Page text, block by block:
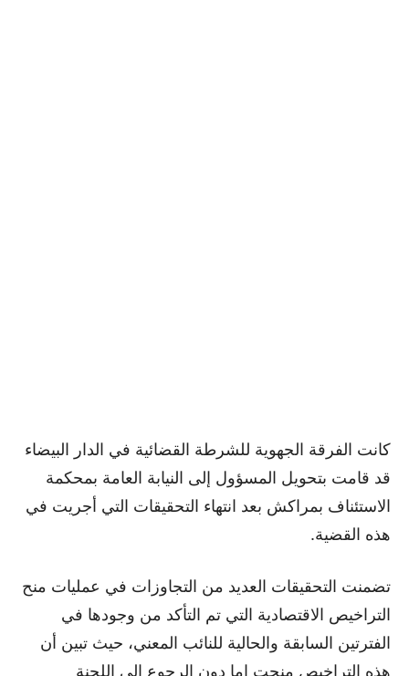
كانت الفرقة الجهوية للشرطة القضائية في الدار البيضاء
قد قامت بتحويل المسؤول إلى النيابة العامة بمحكمة
الاستئناف بمراكش بعد انتهاء التحقيقات التي أجريت في
هذه القضية.
تضمنت التحقيقات العديد من التجاوزات في عمليات منح
التراخيص الاقتصادية التي تم التأكد من وجودها في
الفترتين السابقة والحالية للنائب المعني، حيث تبين أن
هذه التراخيص منحت إما دون الرجوع إلى اللجنة